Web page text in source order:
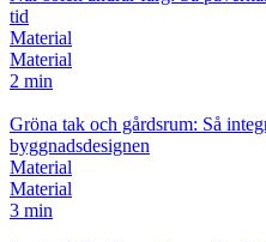
tid
Material
Material
2 min
Gröna tak och gårdsrum: Så
byggnadsdesignen
Material
Material
3 min